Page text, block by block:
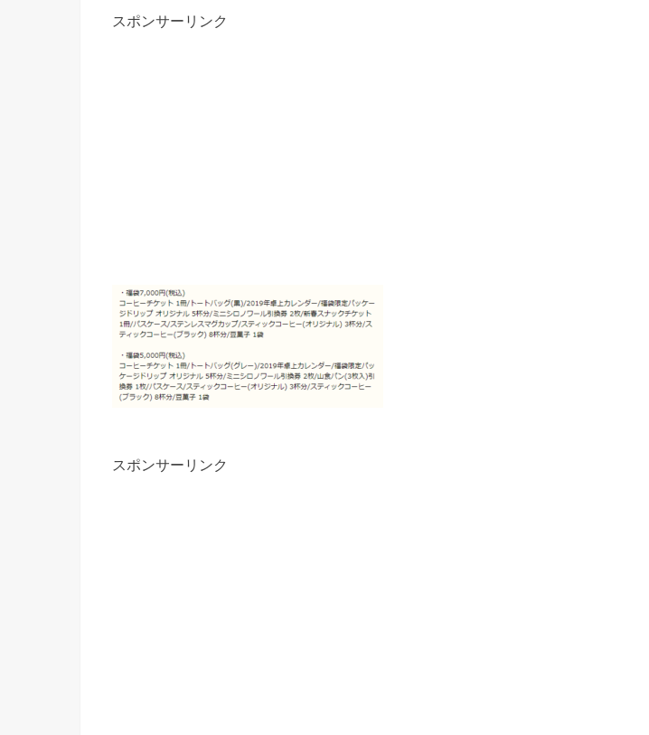
スポンサーリンク
スポンサーリンク